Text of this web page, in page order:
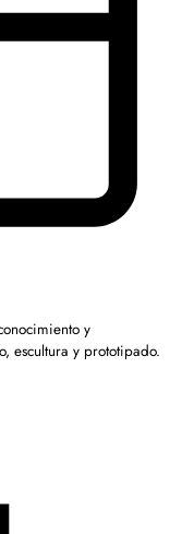
y
escultura y prototipado.